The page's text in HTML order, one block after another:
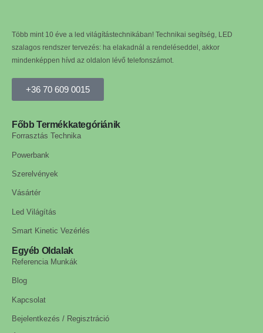
Több mint 10 éve a led világítástechnikában! Technikai segítség, LED
szalagos rendszer tervezés: ha elakadnál a rendeléseddel, akkor
mindenképpen hívd az oldalon lévő telefonszámot.
+36 70 609 0015
Főbb Termékkategóriánik
Forrasztás Technika
Powerbank
Szerelvények
Vásártér
Led Világítás
Smart Kinetic Vezérlés
Egyéb Oldalak
Referencia Munkák
Blog
Kapcsolat
Bejelentkezés / Regisztráció